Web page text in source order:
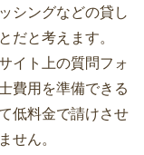
シングなどの貸し
だと考えます。
イト上の質問フォ
費用を準備できる
低料金で請けさせ
せん。